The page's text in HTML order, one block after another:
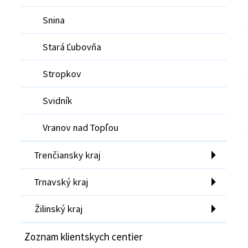
Snina
Stará Ľubovňa
Stropkov
Svidník
Vranov nad Topľou
Trenčiansky kraj
Trnavský kraj
Žilinský kraj
Zoznam klientskych centier